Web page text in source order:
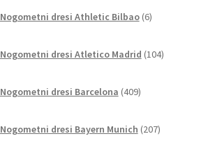
Nogometni dresi Athletic Bilbao 6izdelkov
Nogometni dresi Atletico Madrid 104izdelki
Nogometni dresi Barcelona 409izdelkov
Nogometni dresi Bayern Munich 207izdelkov